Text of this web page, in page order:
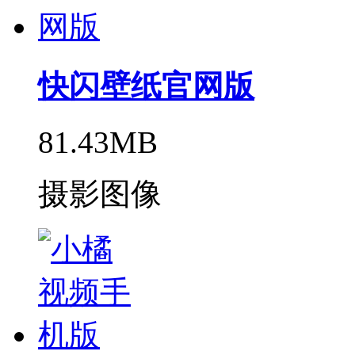
快闪壁纸官网版
81.43MB
摄影图像